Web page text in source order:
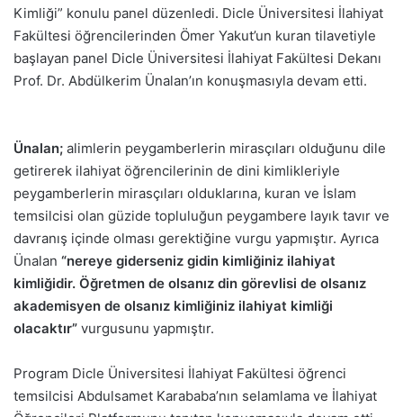
Kimliği” konulu panel düzenledi. Dicle Üniversitesi İlahiyat
Fakültesi öğrencilerinden Ömer Yakut’un kuran tilavetiyle
başlayan panel Dicle Üniversitesi İlahiyat Fakültesi Dekanı
Prof. Dr. Abdülkerim Ünalan’ın konuşmasıyla devam etti.
Ünalan; alimlerin peygamberlerin mirasçıları olduğunu dile
getirerek ilahiyat öğrencilerinin de dini kimlikleriyle
peygamberlerin mirasçıları olduklarına, kuran ve İslam
temsilcisi olan güzide topluluğun peygambere layık tavır ve
davranış içinde olması gerektiğine vurgu yapmıştır. Ayrıca
Ünalan “nereye giderseniz gidin kimliğiniz ilahiyat
kimliğidir. Öğretmen de olsanız din görevlisi de olsanız
akademisyen de olsanız kimliğiniz ilahiyat kimliği
olacaktır” vurgusunu yapmıştır.
Program Dicle Üniversitesi İlahiyat Fakültesi öğrenci
temsilcisi Abdulsamet Karababa’nın selamlama ve İlahiyat